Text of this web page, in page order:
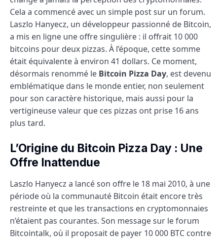
Cela a commencé avec un simple post sur un forum.
Laszlo Hanyecz, un développeur passionné de Bitcoin,
a mis en ligne une offre singulière : il offrait 10 000
bitcoins pour deux pizzas. À l’époque, cette somme
était équivalente à environ 41 dollars. Ce moment,
désormais renommé le Bitcoin Pizza Day, est devenu
emblématique dans le monde entier, non seulement
pour son caractère historique, mais aussi pour la
vertigineuse valeur que ces pizzas ont prise 16 ans
plus tard.
L’Origine du Bitcoin Pizza Day : Une
Offre Inattendue
Laszlo Hanyecz a lancé son offre le 18 mai 2010, à une
période où la communauté Bitcoin était encore très
restreinte et que les transactions en cryptomonnaies
n’étaient pas courantes. Son message sur le forum
Bitcointalk, où il proposait de payer 10 000 BTC contre